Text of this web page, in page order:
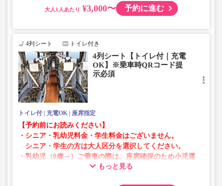
仕様が変更となる場合がございます。あらかじめご了承く
ださい。
大人 ¥3,000〜 予約に進む
4列シート トイレ付き
4列シート【トイレ付｜充電
OK】※乗車時QRコード提
示必須
トイレ付 充電OK 座席指定
【予約前にお読みください】
・シニア・乳幼児料金・学生料金はございません。
シニア・学生の方は大人区分を選択してください。
・乳幼児（0歳～）ご乗車の際は、座席確保のため小児運
賃での乗車券が必要です。もっと見る